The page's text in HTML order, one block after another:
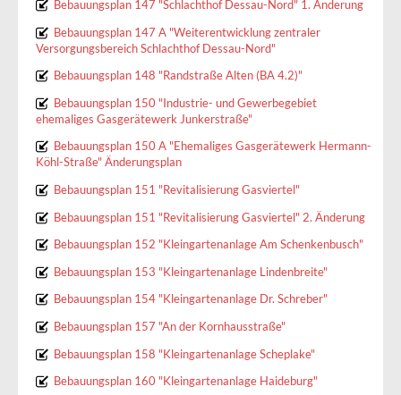
Bebauungsplan 147 "Schlachthof Dessau-Nord" 1. Änderung
Bebauungsplan 147 A "Weiterentwicklung zentraler
Versorgungsbereich Schlachthof Dessau-Nord"
Bebauungsplan 148 "Randstraße Alten (BA 4.2)"
Bebauungsplan 150 "Industrie- und Gewerbegebiet
ehemaliges Gasgerätewerk Junkerstraße"
Bebauungsplan 150 A "Ehemaliges Gasgerätewerk Hermann-
Köhl-Straße" Änderungsplan
Bebauungsplan 151 "Revitalisierung Gasviertel"
Bebauungsplan 151 "Revitalisierung Gasviertel" 2. Änderung
Bebauungsplan 152 "Kleingartenanlage Am Schenkenbusch"
Bebauungsplan 153 "Kleingartenanlage Lindenbreite"
Bebauungsplan 154 "Kleingartenanlage Dr. Schreber"
Bebauungsplan 157 "An der Kornhausstraße"
Bebauungsplan 158 "Kleingartenanlage Scheplake"
Bebauungsplan 160 "Kleingartenanlage Haideburg"